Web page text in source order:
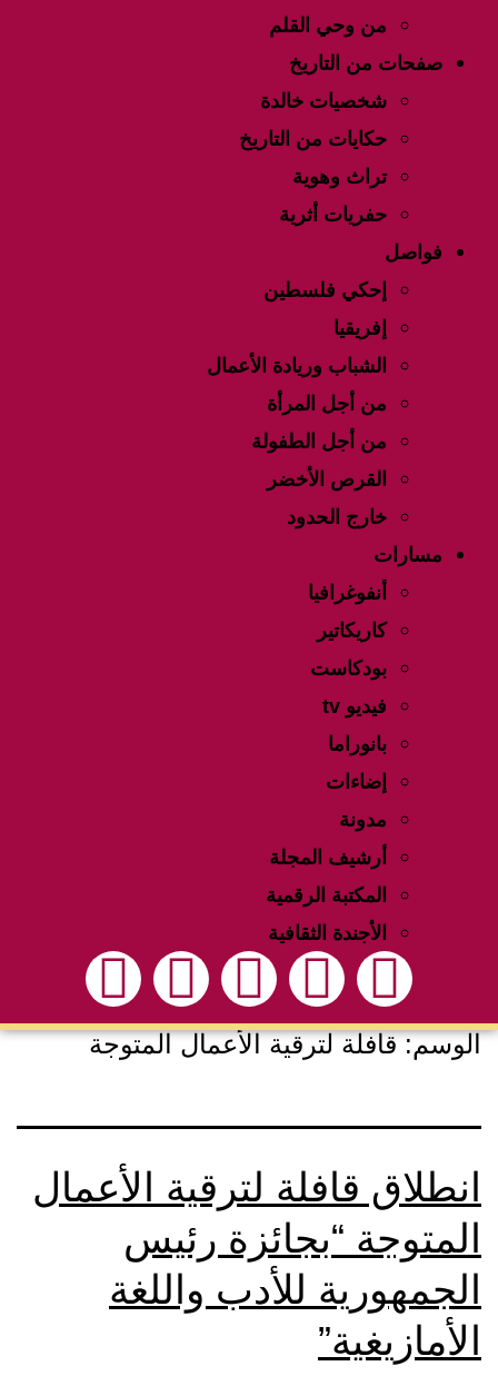
من وحي القلم
صفحات من التاريخ
شخصيات خالدة
حكايات من التاريخ
تراث وهوية
حفريات أثرية
فواصل
إحكي فلسطين
إفريقيا
الشباب وريادة الأعمال
من أجل المرأة
من أجل الطفولة
القرص الأخضر
خارج الحدود
مسارات
أنفوغرافيا
كاريكاتير
بودكاست
فيديو tv
بانوراما
إضاءات
مدونة
أرشيف المجلة
المكتبة الرقمية
الأجندة الثقافية
الوسم:قافلة لترقية الأعمال المتوجة
انطلاق قافلة لترقية الأعمال
المتوجة “بجائزة رئيس
الجمهورية للأدب واللغة
الأمازيغية”